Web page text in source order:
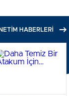
HABERLERİ